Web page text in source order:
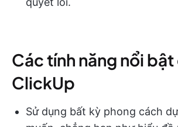
Các tính năng nổi bật
ClickUp
Sử dụng bất kỳ phong cách